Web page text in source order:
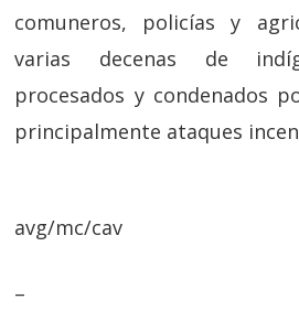
comuneros, policías y
varias decenas de
procesados y condenados
principalmente ataques
avg/mc/cav
–